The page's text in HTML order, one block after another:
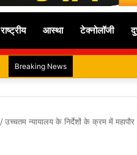
राष्ट्रीय आस्था टेक्नोलॉजी
Breaking News
/उच्चतम न्यायालय के निर्देशों के क्रम में महापौर